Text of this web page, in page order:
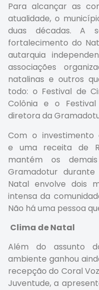
Para alcançar as
atualidade, o
duas décadas. A
fortalecimento do
autarquia
associações
natalinas e outros
todo: o Festival de
Colônia e o
diretora da
Com o
e uma receita de
mantém os
Gramadotur
Natal envolve dois
intensa da
Não há uma pessoa
Clima de Natal
Além do assunto
ambiente ganhou
recepção do Coral
Juventude, a